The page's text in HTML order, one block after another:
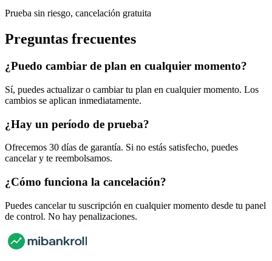
Prueba sin riesgo, cancelación gratuita
Preguntas frecuentes
¿Puedo cambiar de plan en cualquier momento?
Sí, puedes actualizar o cambiar tu plan en cualquier momento. Los
cambios se aplican inmediatamente.
¿Hay un período de prueba?
Ofrecemos 30 días de garantía. Si no estás satisfecho, puedes
cancelar y te reembolsamos.
¿Cómo funciona la cancelación?
Puedes cancelar tu suscripción en cualquier momento desde tu panel
de control. No hay penalizaciones.